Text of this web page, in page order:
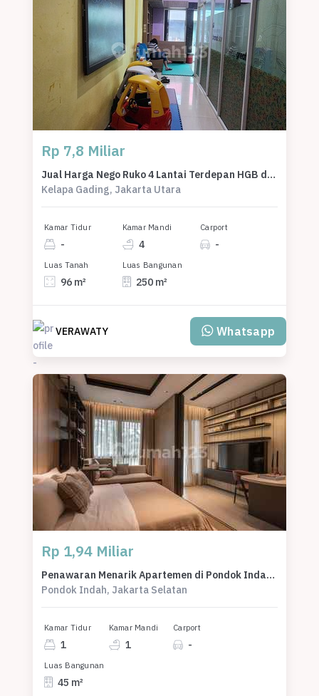
Rp 7,8 Miliar
Jual Harga Nego Ruko 4 Lantai Terdepan HGB di Kirana Boutique Office Dekat Mal Bella Terra Kelapa Gading
Kelapa Gading, Jakarta Utara
Kamar Tidur
-
Kamar Mandi
4
Carport
-
Luas Tanah
96 m²
Luas Bangunan
250 m²
VERAWATY Whatsapp
Rp 1,94 Miliar
Penawaran Menarik Apartemen di Pondok Indah, Jakarta Selatan, LB 45m²
Pondok Indah, Jakarta Selatan
Kamar Tidur
1
Kamar Mandi
1
Carport
-
Luas Bangunan
45 m²